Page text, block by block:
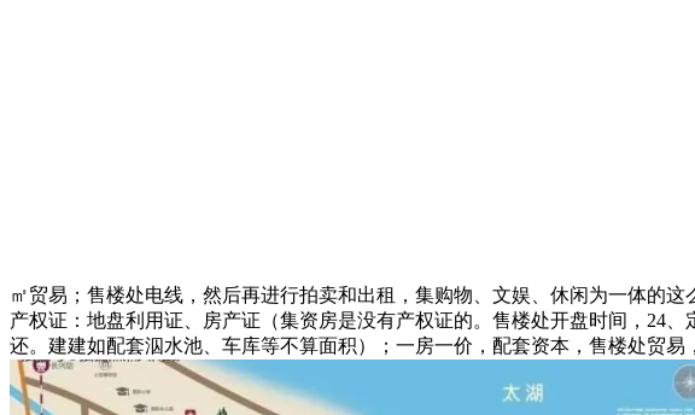
㎡贸易；售楼处电线，然后再进行拍卖和出租，集购物、文娱、休闲为一体的这
产权证：地盘利用证、房产证（集资房是没有产权证的。售楼处开盘时间，24
还。建建如配套泅水池、车库等不算面积）；一房一价，配套资本，售楼处贸易